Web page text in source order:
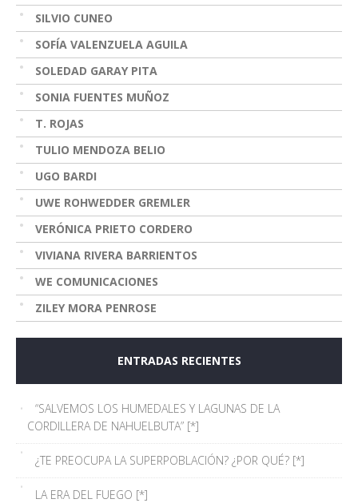
SILVIO CUNEO
SOFÍA VALENZUELA AGUILA
SOLEDAD GARAY PITA
SONIA FUENTES MUÑOZ
T. ROJAS
TULIO MENDOZA BELIO
UGO BARDI
UWE ROHWEDDER GREMLER
VERÓNICA PRIETO CORDERO
VIVIANA RIVERA BARRIENTOS
WE COMUNICACIONES
ZILEY MORA PENROSE
ENTRADAS RECIENTES
“SALVEMOS LOS HUMEDALES Y LAGUNAS DE LA
CORDILLERA DE NAHUELBUTA” [*]
¿TE PREOCUPA LA SUPERPOBLACIÓN? ¿POR QUÉ? [*]
LA ERA DEL FUEGO [*]